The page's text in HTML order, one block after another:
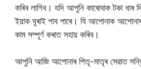
কৰিব লাগিব। যদি আপুনি কাৰোবাক টকা
ইয়াক ঘূৰাই পাব পাৰে। যি আপোনাক
কাম সম্পূৰ্ণ কৰাত সহায় কৰিব।
আপুনি আজি আপোনাৰ পিতৃ-মাতৃৰ সেৱাত